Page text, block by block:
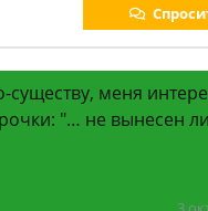
существу, меня
"… не вынесен